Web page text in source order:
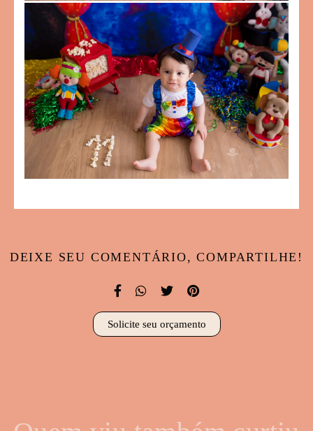
DEIXE SEU COMENTÁRIO, COMPARTILHE!
Solicite seu orçamento